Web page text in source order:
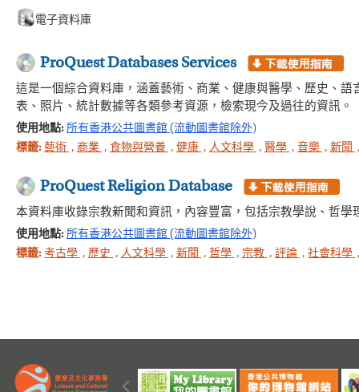
電子資料庫
ProQuest Databases Services
這是一個綜合資料庫，涵蓋藝術、商業、健康與醫學、歷史、
表、照片、統計數據等各類參考資源，檢索現今及過往的資訊。
使用地點: 所有香港公共圖書館 (流動圖書館除外)
標籤: 藝術 , 商業 , 食物與營養 , 健康 , 人文科學 , 醫學 , 音樂 , 新聞
ProQuest Religion Database
本資料庫收錄宗教新聞和資訊，內容豐富，包括宗教學說、哲
使用地點: 所有香港公共圖書館 (流動圖書館除外)
標籤: 考古學 , 歷史 , 人文科學 , 新聞 , 哲學 , 宗教 , 評論 , 社會科學